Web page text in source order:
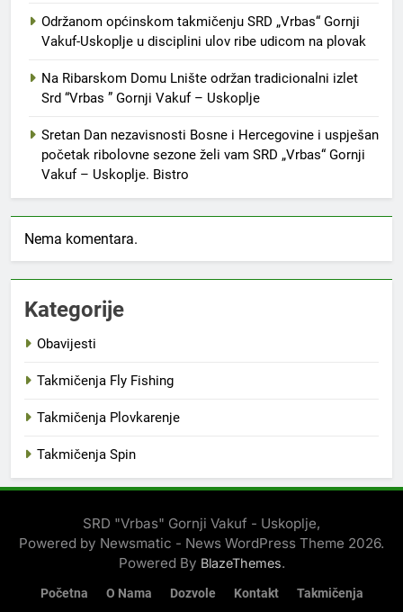
Održanom općinskom takmičenju SRD „Vrbas“ Gornji
Vakuf-Uskoplje u disciplini ulov ribe udicom na plovak
Na Ribarskom Domu Lnište održan tradicionalni izlet
Srd “Vrbas ” Gornji Vakuf – Uskoplje
Sretan Dan nezavisnosti Bosne i Hercegovine i uspješan
početak ribolovne sezone želi vam SRD „Vrbas“ Gornji
Vakuf – Uskoplje. Bistro
Nema komentara.
Kategorije
Obavijesti
Takmičenja Fly Fishing
Takmičenja Plovkarenje
Takmičenja Spin
SRD "Vrbas" Gornji Vakuf - Uskoplje,
Powered by Newsmatic - News WordPress Theme 2026.
Powered By BlazeThemes.
Početna O Nama Dozvole Kontakt Takmičenja